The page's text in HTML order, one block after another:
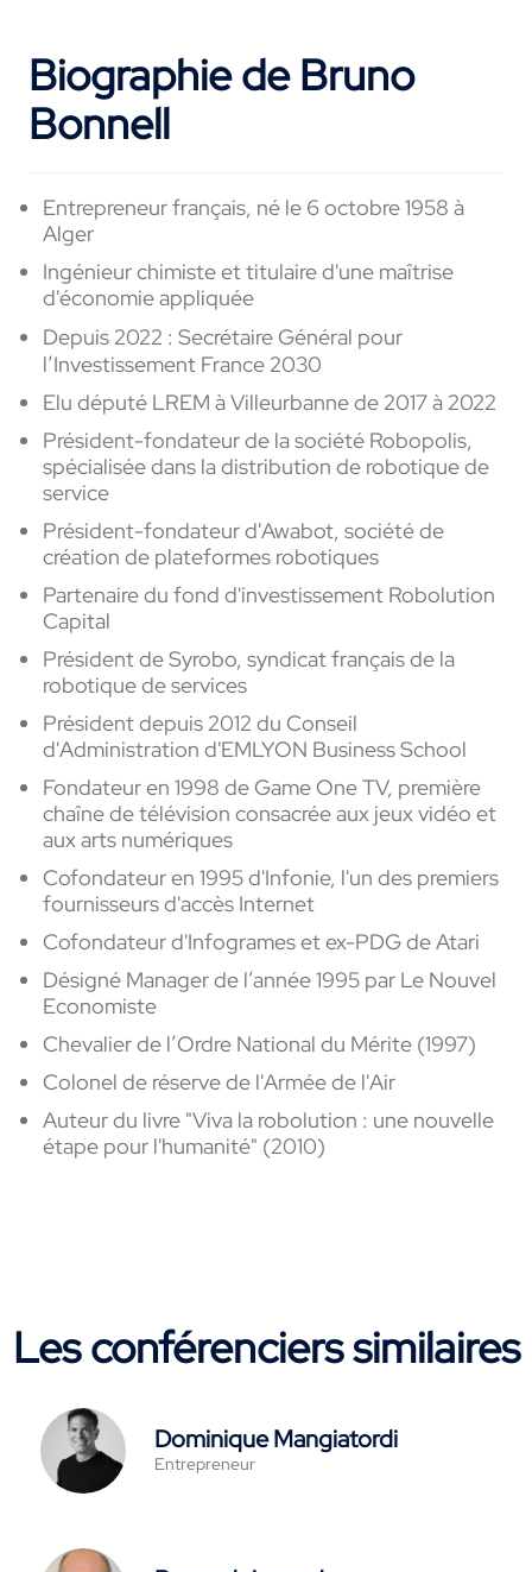
Biographie de Bruno
Bonnell
Entrepreneur français, né le 6 octobre 1958 à
Alger
Ingénieur chimiste et titulaire d'une maîtrise
d'économie appliquée
Depuis 2022 : Secrétaire Général pour
l’Investissement France 2030
Elu député LREM à Villeurbanne de 2017 à 2022
Président-fondateur de la société Robopolis,
spécialisée dans la distribution de robotique de
service
Président-fondateur d'Awabot, société de
création de plateformes robotiques
Partenaire du fond d'investissement Robolution
Capital
Président de Syrobo, syndicat français de la
robotique de services
Président depuis 2012 du Conseil
d'Administration d'EMLYON Business School
Fondateur en 1998 de Game One TV, première
chaîne de télévision consacrée aux jeux vidéo et
aux arts numériques
Cofondateur en 1995 d'Infonie, l'un des premiers
fournisseurs d'accès Internet
Cofondateur d'Infogrames et ex-PDG de Atari
Désigné Manager de l’année 1995 par Le Nouvel
Economiste
Chevalier de l’Ordre National du Mérite (1997)
Colonel de réserve de l'Armée de l'Air
Auteur du livre "Viva la robolution : une nouvelle
étape pour l'humanité" (2010)
Les conférenciers similaires
Dominique Mangiatordi
Entrepreneur